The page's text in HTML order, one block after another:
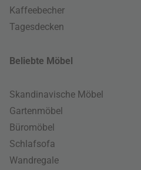
Kaffeebecher
Tagesdecken
Beliebte Möbel
Skandinavische Möbel
Gartenmöbel
Büromöbel
Schlafsofa
Wandregale